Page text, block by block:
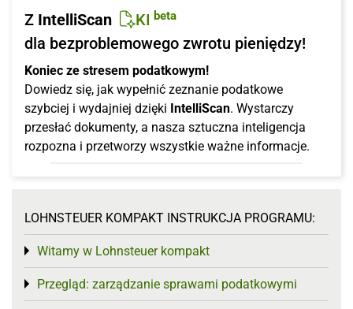
Z IntelliScan KI beta
dla bezproblemowego zwrotu pieniędzy!
Koniec ze stresem podatkowym!
Dowiedz się, jak wypełnić zeznanie podatkowe
szybciej i wydajniej dzięki IntelliScan. Wystarczy
przesłać dokumenty, a nasza sztuczna inteligencja
rozpozna i przetworzy wszystkie ważne informacje.
LOHNSTEUER KOMPAKT INSTRUKCJA PROGRAMU:
Witamy w Lohnsteuer kompakt
Toggle menu
Przegląd: zarządzanie sprawami podatkowymi
Toggle menu